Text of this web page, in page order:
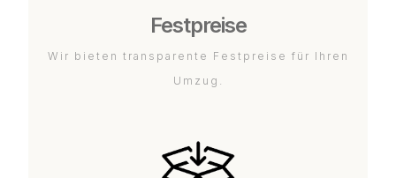
Festpreise
Wir bieten transparente Festpreise für Ihren
Umzug.